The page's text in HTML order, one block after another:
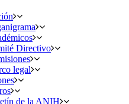
Directivo
legal
de la ANIH